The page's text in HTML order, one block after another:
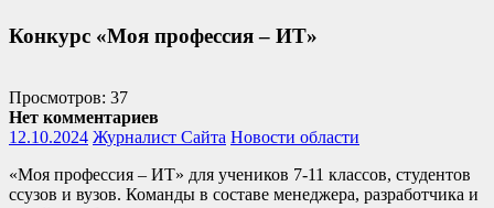
Конкурс «Моя профессия – ИТ»
Просмотров: 37
Нет комментариев
12.10.2024 Журналист Сайта Новости области
«Моя профессия – ИТ» для учеников 7-11 классов, студентов
ссузов и вузов. Команды в составе менеджера, разработчика и